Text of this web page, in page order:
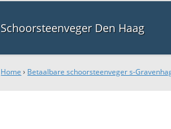
Schoorsteenveger Den Haag
Home › Betaalbare schoorsteenveger s-